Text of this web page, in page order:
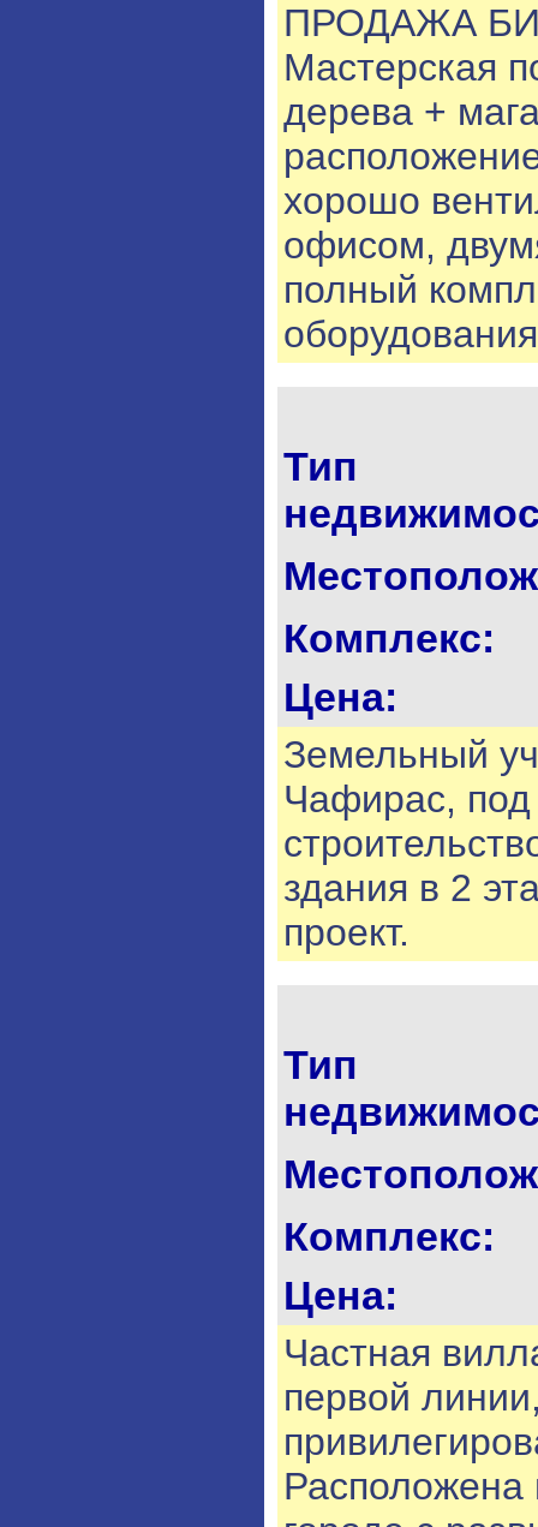
ПРОДАЖА
Мастерская
дерева +
хорошо
офисом,
полный
Тип
Комплекс:
Цена:
Земельный
Чафирас,
здания в 2
проект.
Тип
Комплекс:
Цена:
Частная
первой